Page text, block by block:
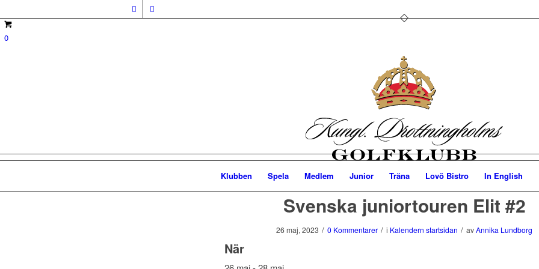
0
Klubben Spela Medlem Junior Träna Lovö Bistro In English
Svenska juniortouren Elit #2
26 maj, 2023 / 0 Kommentarer / i Kalendern startsidan / avAnnika Lundborg
När